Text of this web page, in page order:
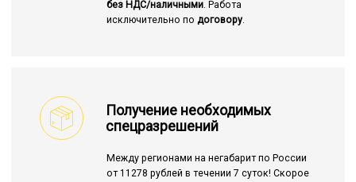
без НДС/наличными. Работа
исключительно по договору.
Получение необходимых
спецразрешений
Между регионами на негабарит по России
от 11278 рублей в течении 7 суток! Скорое